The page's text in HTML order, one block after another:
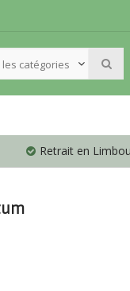
catégories
Retrait en